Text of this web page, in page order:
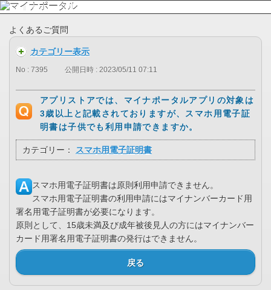
よくあるご質問
カテゴリー表示
No : 7395 公開日時 : 2023/05/11 07:11
アプリストアでは、マイナポータルアプリの対象は
3歳以上と記載されておりますが、スマホ用電子証
明書は子供でも利用申請できますか。
カテゴリー： スマホ用電子証明書
スマホ用電子証明書は原則利用申請できません。
スマホ用電子証明書の利用申請にはマイナンバーカード用
署名用電子証明書が必要になります。
原則として、15歳未満及び成年被後見人の方にはマイナンバー
カード用署名用電子証明書の発行はできません。
戻る